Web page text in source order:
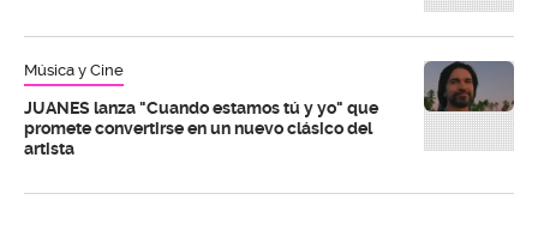
Música y Cine
JUANES lanza "Cuando estamos tú y yo" que
promete convertirse en un nuevo clásico del
artista